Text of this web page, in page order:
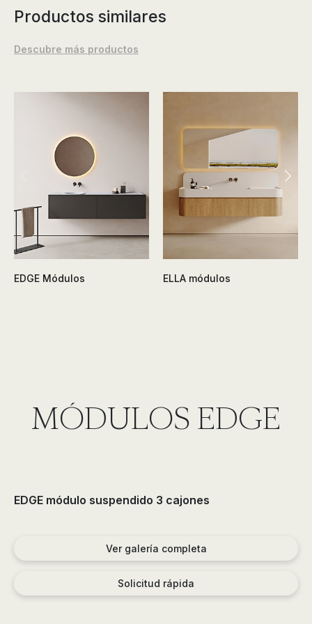
Productos similares
Descubre más productos
EDGE Módulos ELLA módulos
MÓDULOS EDGE
EDGE módulo suspendido 3 cajones
Ver galería completa
Solicitud rápida